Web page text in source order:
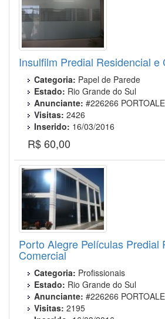
Insulfilm Predial Residencial e
Categoria: Papel de Parede
Estado: Rio Grande do Sul
Anunciante: #226266
Visitas: 2426
Inserido: 16/03/2016
R$ 60,00
Porto Alegre Películas Predial
Comercial
Categoria: Profissionais
Estado: Rio Grande do Sul
Anunciante: #226266
Visitas: 2195